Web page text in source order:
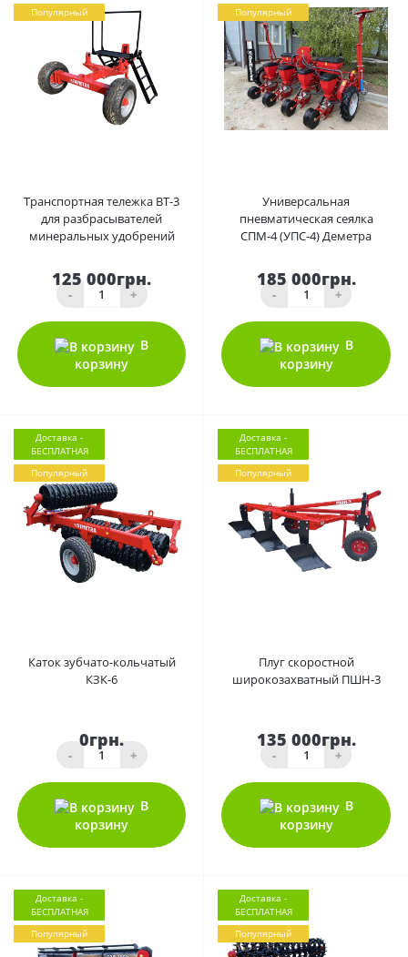
Популярный
Транспортная тележка ВТ-3
для разбрасывателей
минеральных удобрений
125 000грн.
- +
В
корзину
Популярный
Универсальная
пневматическая сеялка
СПМ-4 (УПС-4) Деметра
185 000грн.
- +
В
корзину
Доставка -
БЕСПЛАТНАЯ
Популярный
Каток зубчато-кольчатый
КЗК-6
0грн.
- +
В
корзину
Доставка -
БЕСПЛАТНАЯ
Популярный
Плуг скоростной
широкозахватный ПШН-3
135 000грн.
- +
В
корзину
Доставка -
БЕСПЛАТНАЯ
Популярный
Доставка -
БЕСПЛАТНАЯ
Популярный